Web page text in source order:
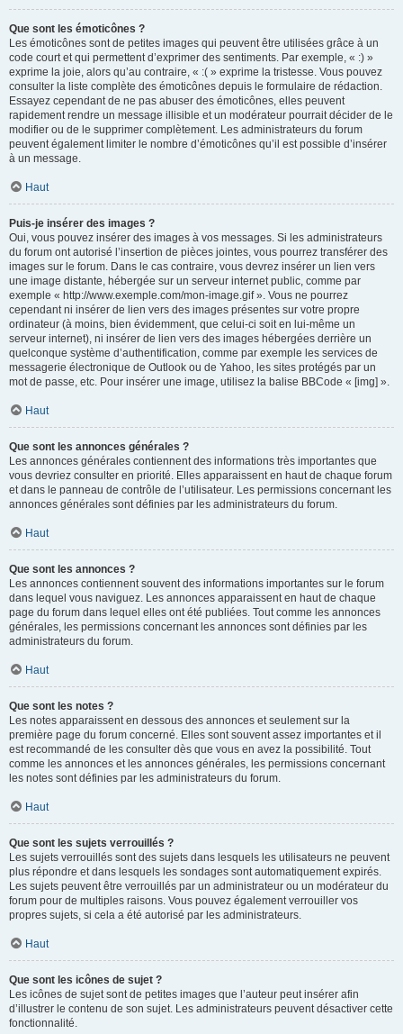
Que sont les émoticônes ?
Les émoticônes sont de petites images qui peuvent être utilisées grâce à un
code court et qui permettent d’exprimer des sentiments. Par exemple, « :) »
exprime la joie, alors qu’au contraire, « :( » exprime la tristesse. Vous pouvez
consulter la liste complète des émoticônes depuis le formulaire de rédaction.
Essayez cependant de ne pas abuser des émoticônes, elles peuvent
rapidement rendre un message illisible et un modérateur pourrait décider de le
modifier ou de le supprimer complètement. Les administrateurs du forum
peuvent également limiter le nombre d’émoticônes qu’il est possible d’insérer
à un message.
Haut
Puis-je insérer des images ?
Oui, vous pouvez insérer des images à vos messages. Si les administrateurs
du forum ont autorisé l’insertion de pièces jointes, vous pourrez transférer des
images sur le forum. Dans le cas contraire, vous devrez insérer un lien vers
une image distante, hébergée sur un serveur internet public, comme par
exemple « http://www.exemple.com/mon-image.gif ». Vous ne pourrez
cependant ni insérer de lien vers des images présentes sur votre propre
ordinateur (à moins, bien évidemment, que celui-ci soit en lui-même un
serveur internet), ni insérer de lien vers des images hébergées derrière un
quelconque système d’authentification, comme par exemple les services de
messagerie électronique de Outlook ou de Yahoo, les sites protégés par un
mot de passe, etc. Pour insérer une image, utilisez la balise BBCode « [img] ».
Haut
Que sont les annonces générales ?
Les annonces générales contiennent des informations très importantes que
vous devriez consulter en priorité. Elles apparaissent en haut de chaque forum
et dans le panneau de contrôle de l’utilisateur. Les permissions concernant les
annonces générales sont définies par les administrateurs du forum.
Haut
Que sont les annonces ?
Les annonces contiennent souvent des informations importantes sur le forum
dans lequel vous naviguez. Les annonces apparaissent en haut de chaque
page du forum dans lequel elles ont été publiées. Tout comme les annonces
générales, les permissions concernant les annonces sont définies par les
administrateurs du forum.
Haut
Que sont les notes ?
Les notes apparaissent en dessous des annonces et seulement sur la
première page du forum concerné. Elles sont souvent assez importantes et il
est recommandé de les consulter dès que vous en avez la possibilité. Tout
comme les annonces et les annonces générales, les permissions concernant
les notes sont définies par les administrateurs du forum.
Haut
Que sont les sujets verrouillés ?
Les sujets verrouillés sont des sujets dans lesquels les utilisateurs ne peuvent
plus répondre et dans lesquels les sondages sont automatiquement expirés.
Les sujets peuvent être verrouillés par un administrateur ou un modérateur du
forum pour de multiples raisons. Vous pouvez également verrouiller vos
propres sujets, si cela a été autorisé par les administrateurs.
Haut
Que sont les icônes de sujet ?
Les icônes de sujet sont de petites images que l’auteur peut insérer afin
d’illustrer le contenu de son sujet. Les administrateurs peuvent désactiver cette
fonctionnalité.